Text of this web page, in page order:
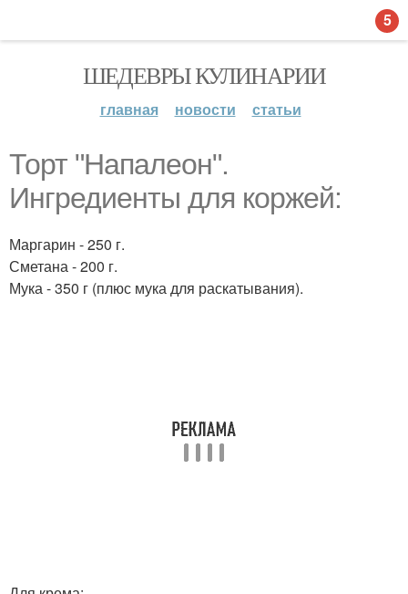
ШЕДЕВРЫ КУЛИНАРИИ
главная новости статьи
Торт "Напалеон".
Ингредиенты для коржей:
Маргарин - 250 г.
Сметана - 200 г.
Мука - 350 г (плюс мука для раскатывания).
5